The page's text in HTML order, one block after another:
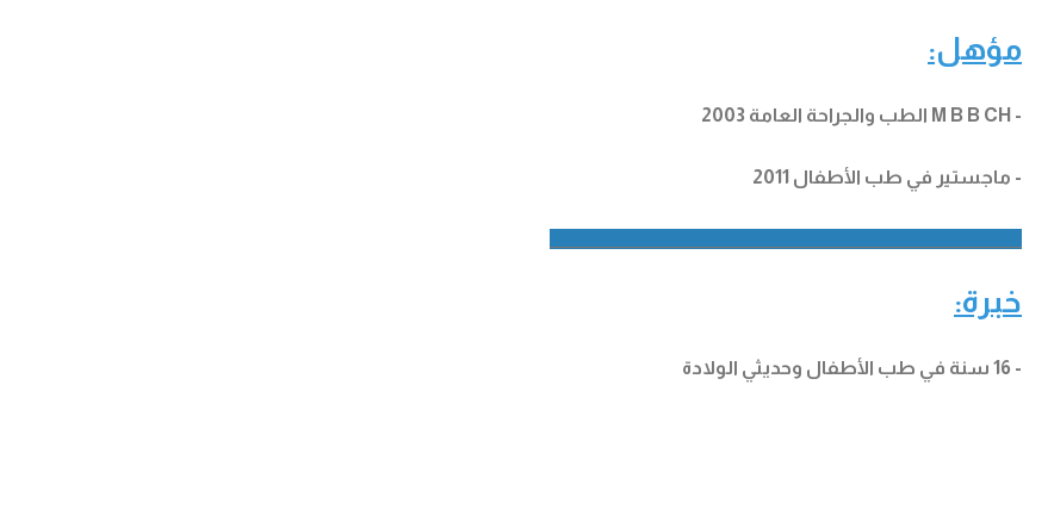
مؤهل:
- M B B CH الطب والجراحة العامة 2003
- ماجستير في طب الأطفال 2011
خبرة:
- 16 سنة في طب الأطفال وحديثي الولادة